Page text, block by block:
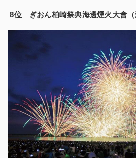
8位 ぎおん柏崎祭典海邊煙火大會（